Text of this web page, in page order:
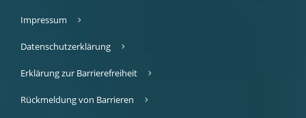
Impressum
Datenschutzerklärung
Erklärung zur Barrierefreiheit
Rückmeldung von Barrieren